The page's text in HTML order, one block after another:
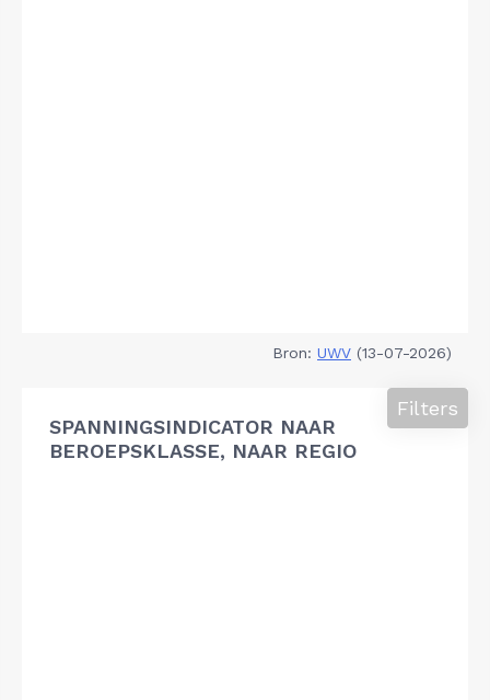
Bron: UWV (13-07-2026)
SPANNINGSINDICATOR NAAR
BEROEPSKLASSE, NAAR REGIO
Filters